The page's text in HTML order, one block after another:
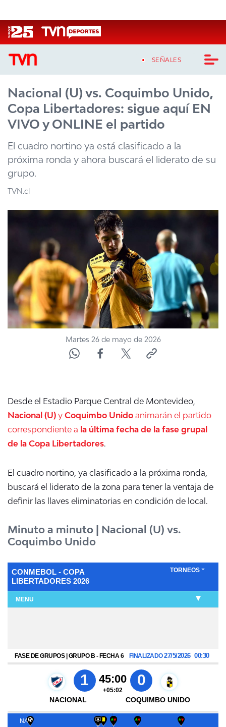
SEÑALES
CASTING MASTERCHEF CHILE
CASTING TVN VERTICAL
TVN VERTICAL
TVN PLAY
PROGRAMAS
TELESERIES
ACTUALIDAD Y TENDENCIAS
CORPORATIVO Y TRANSPARENCIA
CANAL DE DENUNCIAS
ÁREA DE PROYECTOS
Nacional (U) vs. Coquimbo Unido,
Copa Libertadores: sigue aquí EN
VIVO y ONLINE el partido
El cuadro nortino ya está clasificado a la
próxima ronda y ahora buscará el liderato de su
grupo.
TVN.cl
Martes 26 de mayo de 2026
Desde el Estadio Parque Central de Montevideo,
Nacional (U) y Coquimbo Unido animarán el partido
correspondiente a la última fecha de la fase grupal
de la Copa Libertadores.
El cuadro nortino, ya clasificado a la próxima ronda,
buscará el liderato de la zona para tener la ventaja de
definir las llaves eliminatorias en condición de local.
Minuto a minuto | Nacional (U) vs.
Coquimbo Unido